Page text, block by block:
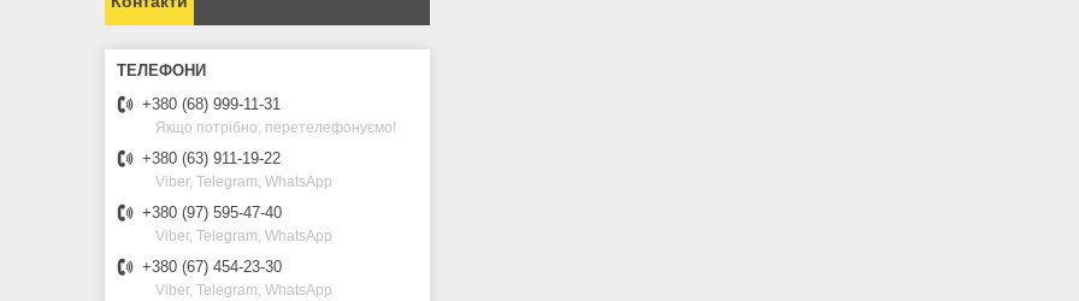
+380 (68) 999-11-31
Якщо потрібно, перетелефонуємо!
+380 (63) 911-19-22
Viber, Telegram, WhatsApp
+380 (97) 595-47-40
Viber, Telegram, WhatsApp
+380 (67) 454-23-30
Viber, Telegram, WhatsApp